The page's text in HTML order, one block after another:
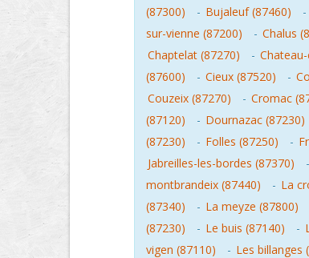
(87300)
- Bujaleuf (87460) -
sur-vienne (87200)
- Chalus
Chaptelat (87270)
-
(87600)
- Cieux (87520) -
Couzeix (87270)
- Cromac
(87120)
- Dournazac (87230)
(87230)
- Folles (87250) -
Jabreilles-les-bordes (87370)
-
montbrandeix (87440)
- La
(87340)
- La meyze (87800)
(87230)
- Le buis (87140) -
vigen (87110)
- Les billanges